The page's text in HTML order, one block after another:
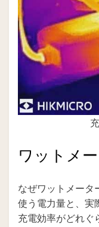
ワットメ
なぜワットメータ
使う電力量と、実
充電効率がどれぐ